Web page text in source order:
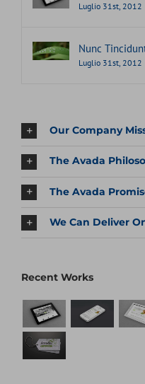
Luglio 31st, 2012
Nunc
Luglio 31st, 2012
Our Company
The Avada
The Avada
We Can Deliver
Recent Works